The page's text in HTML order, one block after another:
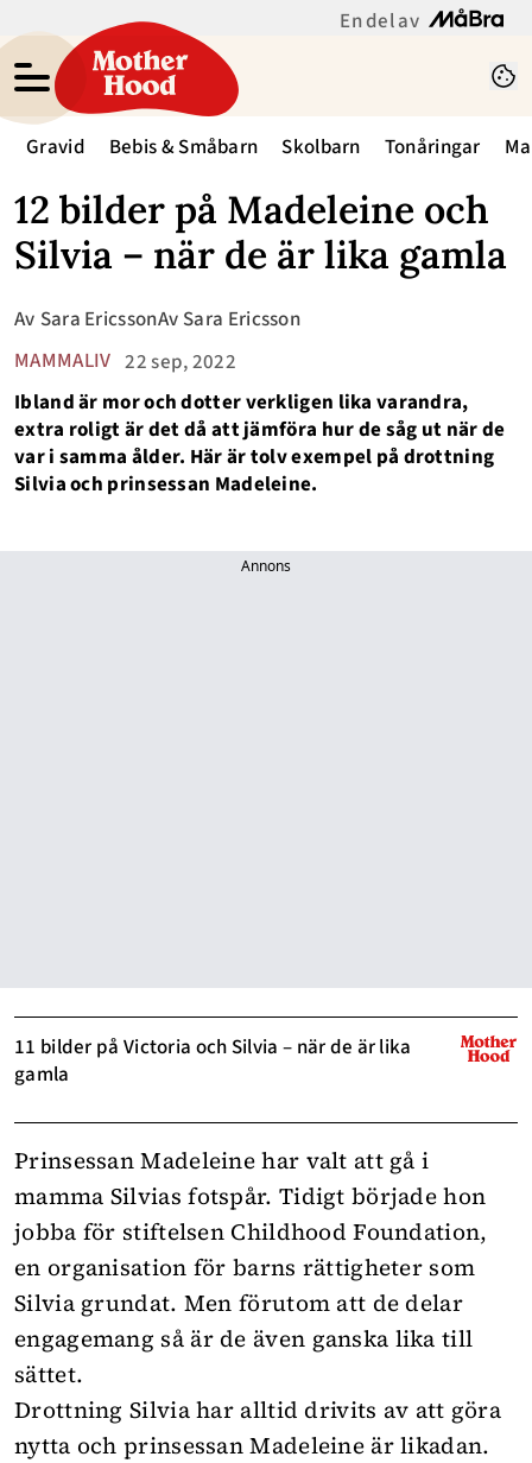
En del av
Gravid Bebis & Småbarn Skolbarn Tonåringar
12 bilder på Madeleine och
Silvia – när de är lika gamla
MAMMALIV 22 sep, 2022
Av Sara EricssonAv Sara Ericsson
Ibland är mor och dotter verkligen lika varandra,
extra roligt är det då att jämföra hur de såg ut när de
var i samma ålder. Här är tolv exempel på drottning
Silvia och prinsessan Madeleine.
Annons
11 bilder på Victoria och Silvia – när de är lika
gamla
Prinsessan Madeleine har valt att gå i
mamma Silvias fotspår. Tidigt började hon
jobba för stiftelsen Childhood Foundation,
en organisation för barns rättigheter som
Silvia grundat. Men förutom att de delar
engagemang så är de även ganska lika till
sättet.
Drottning Silvia har alltid drivits av att göra
nytta och prinsessan Madeleine är likadan.